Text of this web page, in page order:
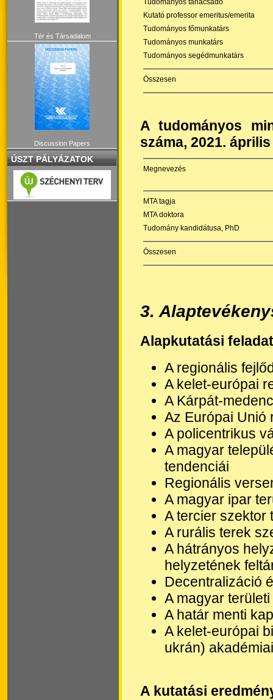
Tér és Társadalom
Discussion Papers
ÚSZT PÁLYÁZATOK
Tudományos tanácsadó
Kutató professor emeritus/emerita
Tudományos főmunkatárs
Tudományos munkatárs
Tudományos segédmunkatárs
Összesen
A tudományos
száma, 2021. április
Megnevezés
MTA tagja
MTA doktora
Tudomány kandidátusa, PhD
Összesen
3.
Alapkutatási
A regionális
A kelet-európai
A Kárpát-
Az Európai Unió
A policentrikus
A magyar
tendenciái
Regionális
A magyar ipar
A tercier szektor
A rurális terek
A hátrányos
helyzetének
Decentralizáció
A magyar
A határ menti
A kelet-európai
ukrán)
A kutatási